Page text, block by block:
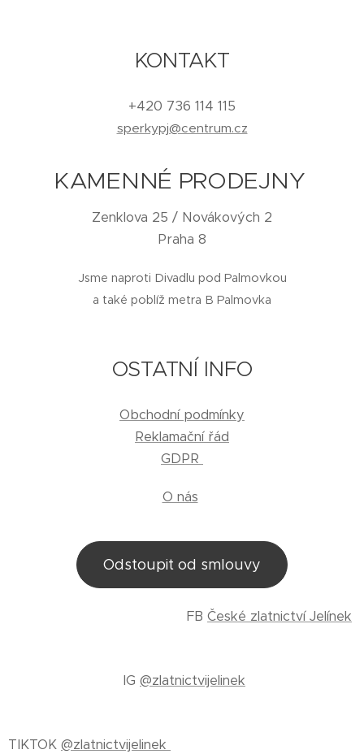
KONTAKT
+420 736 114 115
sperkypj@centrum.cz
KAMENNÉ PRODEJNY
Zenklova 25 / Novákových 2
Praha 8
Jsme naproti Divadlu pod Palmovkou
a také poblíž metra B Palmovka
OSTATNÍ INFO
Obchodní podmínky
Reklamační řád
GDPR
O nás
Odstoupit od smlouvy
FB České zlatnictví Jelínek
IG @zlatnictvijelinek
TIKTOK @zlatnictvijelinek